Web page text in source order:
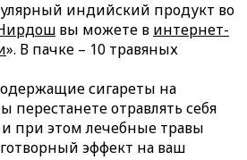
индийский продукт во
вы можете в интернет-
». В пачке – 10 травяных
сигареты на
отравлять себя
при этом лечебные травы
эффект на ваш